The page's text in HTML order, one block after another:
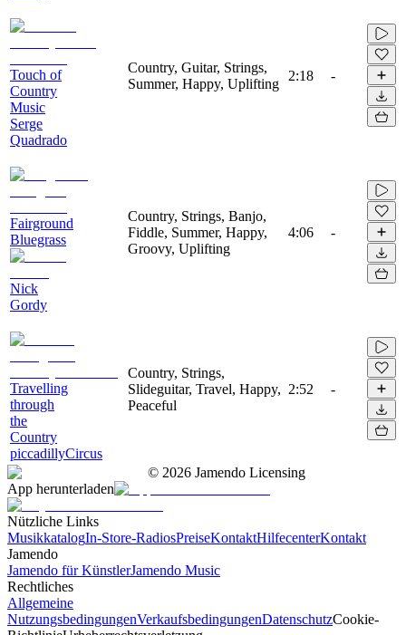
Touch of
Country
Music
Serge
Quadrado
Country, Guitar, Strings,
Summer, Happy, Uplifting
2:18 -
Fairground
Bluegrass
Nick
Gordy
Country, Strings, Banjo,
Fiddle, Summer, Happy,
Groovy, Uplifting
4:06 -
Travelling
through
the
Country
piccadillyCircus
Country, Strings,
Slideguitar, Travel, Happy,
Peaceful
2:52 -
© 2026 Jamendo Licensing
App herunterladen
Nützliche Links
MusikkatalogIn-Store-RadiosPreiseKontaktHilfecenterKontakt
Jamendo
Jamendo für KünstlerJamendo Music
Rechtliches
Allgemeine
NutzungsbedingungenVerkaufsbedingungenDatenschutzCookie-